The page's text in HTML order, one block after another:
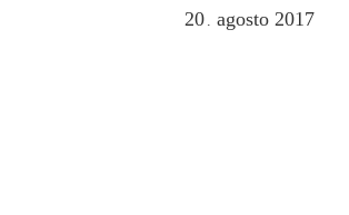
20 agosto 2017